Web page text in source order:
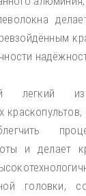
легкий из
и делает
головки,